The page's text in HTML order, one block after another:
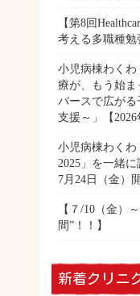
【第8回
考える多職種勉
小児病棟わく
療が、もう始ま
バースで広が
支援～」【2026
小児病棟わく
2025」を一緒
7月24日（金）
【７/10（金）
間”！！】
新着クリニ